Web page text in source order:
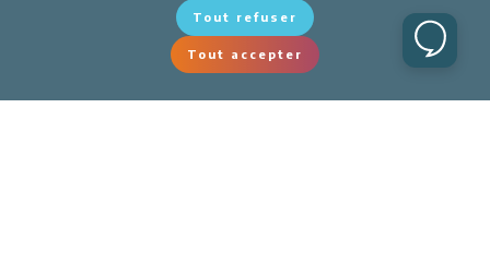
Tout refuser
Tout accepter